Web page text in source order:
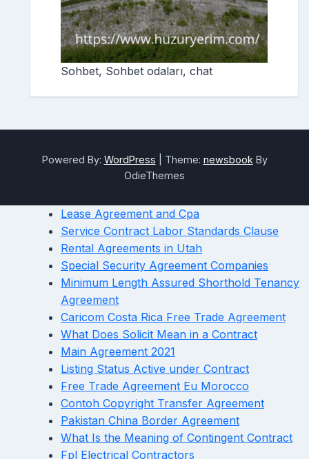
Sohbet, Sohbet odaları, chat
Powered By: WordPress Theme: newsbook By
OdieThemes
Lease Agreement and Cpa
Service Contract Labor Standards Clause
Rental Agreements in Utah
Special Security Agreement Companies
Minimum Length Assured Shorthold Tenancy
Agreement
Caricom Costa Rica Free Trade Agreement
What Does Solicit Mean in a Contract
Main Agreement 2021
Listing Status Active under Contract
Free Trade Agreement Eu Morocco
Contoh Copyright Transfer Agreement
Pakistan China Border Agreement
What Is the Meaning of Contingent Contract
Fpl Electrical Contractors